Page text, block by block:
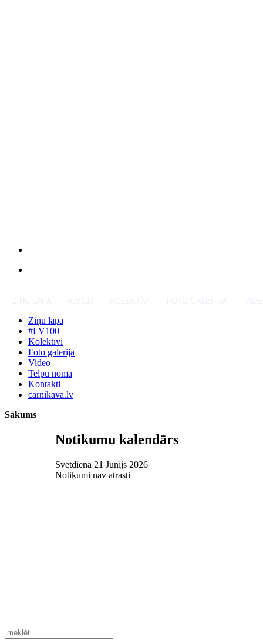
Ziņu lapa
#LV100
Kolektīvi
Foto galerija
Video
Telpu noma
Kontakti
carnikava.lv
Sākums
Notikumu kalendārs
Svētdiena 21 Jūnijs 2026
Notikumi nav atrasti